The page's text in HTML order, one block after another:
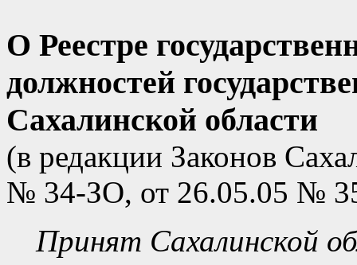
О Реестре
должностей
Сахалинской области
(в редакции Законов
№ 34-ЗО, от 26.05.05 №
Принят Сахалинской